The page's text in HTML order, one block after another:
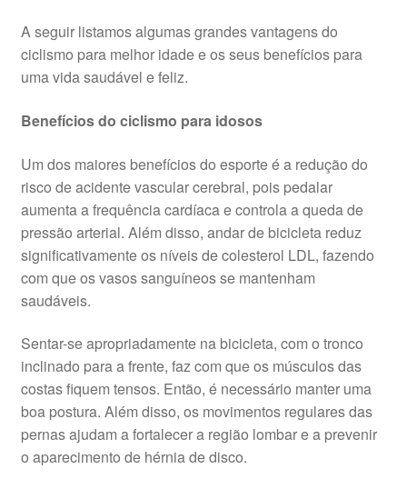
A seguir listamos algumas grandes vantagens do
ciclismo para melhor idade e os seus benefícios para
uma vida saudável e feliz.
Benefícios do ciclismo para idosos
Um dos maiores benefícios do esporte é a redução do
risco de acidente vascular cerebral, pois pedalar
aumenta a frequência cardíaca e controla a queda de
pressão arterial. Além disso, andar de bicicleta reduz
significativamente os níveis de colesterol LDL, fazendo
com que os vasos sanguíneos se mantenham
saudáveis.
Sentar-se apropriadamente na bicicleta, com o tronco
inclinado para a frente, faz com que os músculos das
costas fiquem tensos. Então, é necessário manter uma
boa postura. Além disso, os movimentos regulares das
pernas ajudam a fortalecer a região lombar e a prevenir
o aparecimento de hérnia de disco.